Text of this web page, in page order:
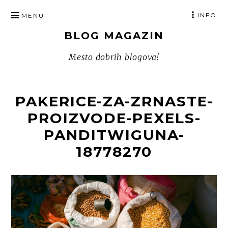
TO
BLOG MAGAZIN
Mesto dobrih blogova!
MENU INFO
PAKERICE-ZA-ZRNASTE-
PROIZVODE-PEXELS-
PANDITWIGUNA-
18778270